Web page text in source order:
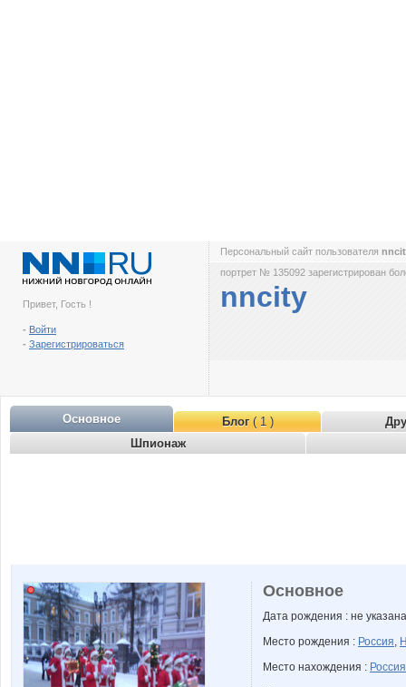
Привет, Гость !
- Войти
- Зарегистрироваться
Персональный сайт пользователя
портрет № 135092 зарегистрирован
nncity
Основное Блог( 1 )
Шпионаж
Основное
Дата рождения : не указана
Место рождения : Россия,
Место нахождения : Россия